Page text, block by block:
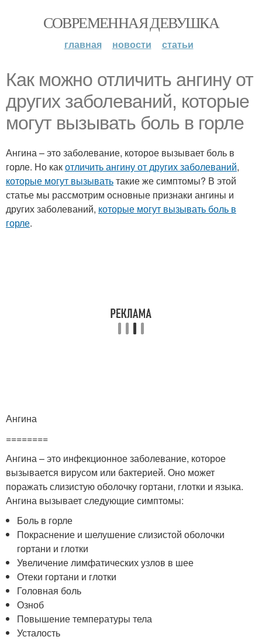
СОВРЕМЕННАЯ ДЕВУШКА
главная новости статьи
Как можно отличить ангину от
других заболеваний, которые
могут вызывать боль в горле
Ангина – это заболевание, которое вызывает боль в
горле. Но какотличить ангину от других заболеваний,
которые могут вызыватьтакие же симптомы? В этой
статье мы рассмотрим основные признаки ангины и
других заболеваний, которые могут вызывать боль в
горле.
Ангина
========
Ангина – это инфекционное заболевание, которое
вызывается вирусом или бактерией. Оно может
поражать слизистую оболочку гортани, глотки и языка.
Ангина вызывает следующие симптомы:
Боль в горле
Покраснение и шелушение слизистой оболочки
гортани и глотки
Увеличение лимфатических узлов в шее
Отеки гортани и глотки
Головная боль
Озноб
Повышение температуры тела
Усталость